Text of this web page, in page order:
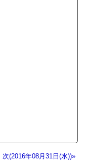
次(2016年08月31日(水))»